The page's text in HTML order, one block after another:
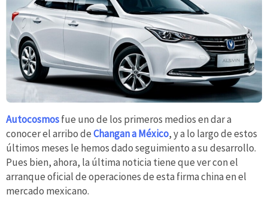
Autocosmosfue uno de los primeros medios en dar a
conocer el arribo deChangan a México, y a lo largo de estos
últimos meses le hemos dado seguimiento a su desarrollo.
Pues bien, ahora, la última noticia tiene que ver con el
arranque oficial de operaciones de esta firma china en el
mercado mexicano.